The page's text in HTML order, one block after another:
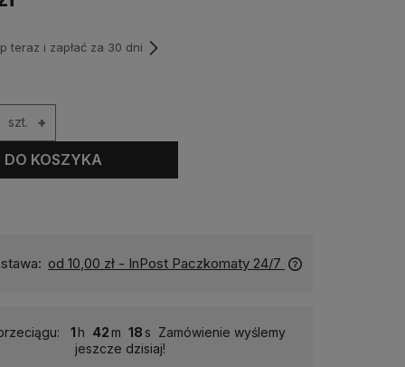
teraz i zapłać za 30 dni
szt. +
DO KOSZYKA
od 10,00 zł - InPost Paczkomaty 24/7
1 42 17
Zamówienie wyślemy
jeszcze dzisiaj!